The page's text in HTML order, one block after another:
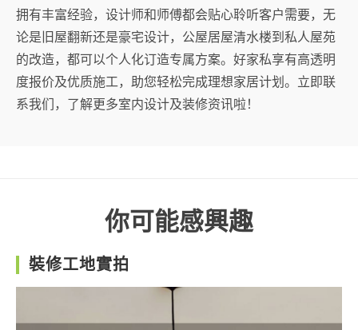
拥有丰富经验，设计师和师傅都会贴心聆听客户需要，无
论是旧屋翻新还是豪宅设计，公屋居屋清水楼到私人屋苑
的改造，都可以个人化订造专属方案。好家私享有高透明
度报价及优质施工，助您轻松完成理想家居计划。立即联
系我们，了解更多室内设计及装修资讯啦！
你可能感興趣
裝修工地實拍